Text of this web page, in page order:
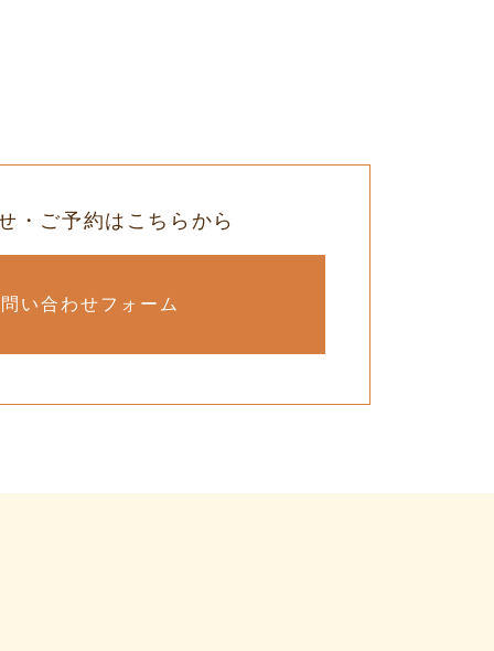
・ご予約はこちらから
い合わせフォーム